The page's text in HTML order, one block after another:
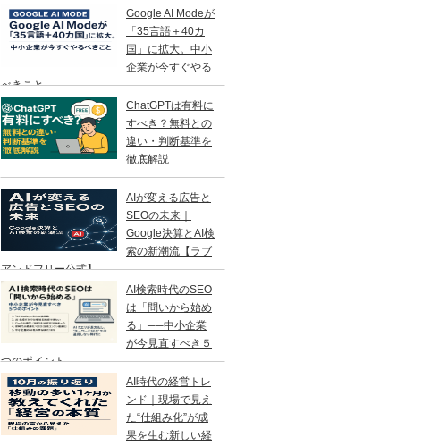
め
Google AI Modeが
「35言語＋40カ
国」に拡大。中小
企業が今すぐやる
べきこと
ChatGPTは有料に
すべき？無料との
違い・判断基準を
徹底解説
AIが変える広告と
SEOの未来｜
Google決算とAI検
索の新潮流【ラブ
アンドフリー公式】
AI検索時代のSEO
は「問いから始め
る」──中小企業
が今見直すべき５
つのポイント
AI時代の経営トレ
ンド｜現場で見え
た“仕組み化”が成
果を生む新しい経